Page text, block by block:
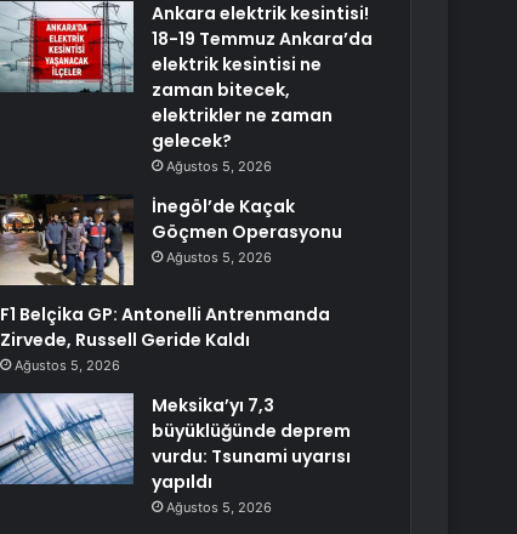
Ankara elektrik kesintisi!
18-19 Temmuz Ankara’da
elektrik kesintisi ne
zaman bitecek,
elektrikler ne zaman
gelecek?
Ağustos 5, 2026
İnegöl’de Kaçak
Göçmen Operasyonu
Ağustos 5, 2026
F1 Belçika GP: Antonelli Antrenmanda
Zirvede, Russell Geride Kaldı
Ağustos 5, 2026
Meksika’yı 7,3
büyüklüğünde deprem
vurdu: Tsunami uyarısı
yapıldı
Ağustos 5, 2026